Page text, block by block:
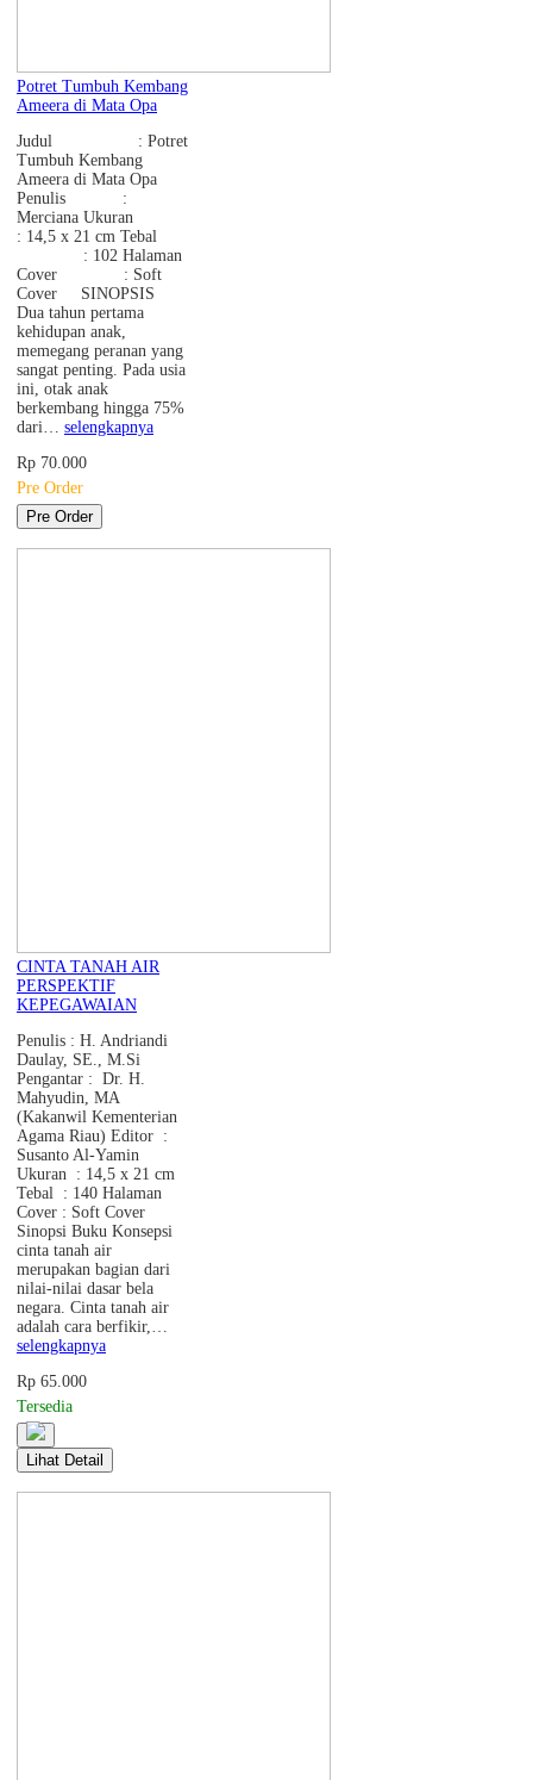
Potret Tumbuh Kembang
Ameera di Mata Opa
Judul : Potret
Tumbuh Kembang
Ameera di Mata Opa
Penulis :
Merciana Ukuran
: 14,5 x 21 cm Tebal
: 102 Halaman
Cover : Soft
Cover SINOPSIS
Dua tahun pertama
kehidupan anak,
memegang peranan yang
sangat penting. Pada usia
ini, otak anak
berkembang hingga 75%
dari… selengkapnya
Rp 70.000
Pre Order
Pre Order
CINTA TANAH AIR
PERSPEKTIF
KEPEGAWAIAN
Penulis : H. Andriandi
Daulay, SE., M.Si
Pengantar : Dr. H.
Mahyudin, MA
(Kakanwil Kementerian
Agama Riau) Editor :
Susanto Al-Yamin
Ukuran : 14,5 x 21 cm
Tebal : 140 Halaman
Cover : Soft Cover
Sinopsi Buku Konsepsi
cinta tanah air
merupakan bagian dari
nilai-nilai dasar bela
negara. Cinta tanah air
adalah cara berfikir,…
selengkapnya
Rp 65.000
Tersedia
Lihat Detail